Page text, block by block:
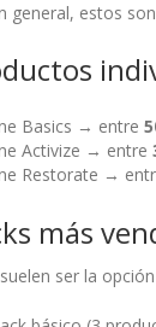
general, estos
Basics → entre
Activize → entre
Restorate →
más
ser la